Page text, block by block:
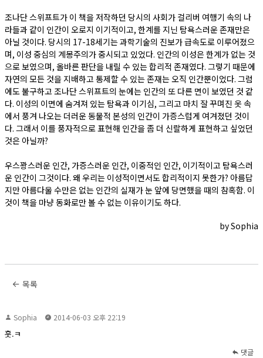
조나단 스위프트가 이 책을 저작하던 당시의 사회가 걸리버 여행기 속의 나
라들과 같이 인간이 오로지 이기적이고, 한계를 지닌 탐욕스러운 존재만은
아닐 것이다. 당시의 17-18세기는 과학기술의 진보가 급속도로 이루어졌으
며, 이성 중심의 계몽주의가 중시되고 있었다. 인간의 이성은 한계가 없는 것
으로 보였으며, 올바른 판단을 내릴 수 있는 합리적 존재였다. 그렇기 때문에
자연의 모든 것을 지배하고 통제할 수 있는 존재는 오직 인간뿐이었다. 그럼
에도 불구하고 조나단 스위프트의 눈에는 인간의 또 다른 면이 보였던 것 같
다. 이성의 이면에 숨겨져 있는 탐욕과 이기심, 그리고 마치 잘 꾸며진 옷 속
에서 풍겨 나오는 더러운 동물적 본성의 인간이 가증스럽게 여겨졌던 것이
다. 그래서 이를 풍자적으로 표현해 인간을 좀 더 신랄하게 표현하고 싶었던
것은 아닐까?
우스꽝스러운 인간, 가증스러운 인간, 이중적인 인간, 이기적이고 탐욕스러
운 인간이 그것이다. 왜 우리는 이성적이면서도 합리적이지 못한가? 아름답
지만 아름다울 수만은 없는 인간의 실재가 눈 앞에 당면했을 때의 참혹함. 이
것이 책을 마냥 동화로만 볼 수 없는 이유이기도 하다.
by Sophia
목록
Sophia 2014-06-03 오후 22:19
훗.ㅋ
댓글